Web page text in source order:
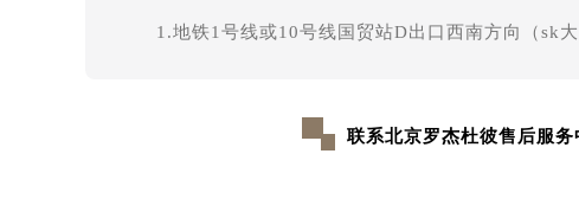
1.地铁1号线或10号线国贸站D出口西南方向（sk大
联系北京罗杰杜彼售后服务